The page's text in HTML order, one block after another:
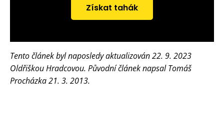
Získat tahák
Tento článek byl naposledy aktualizován 22. 9. 2023
Oldřiškou Hradcovou. Původní článek napsal Tomáš
Procházka 21. 3. 2013.